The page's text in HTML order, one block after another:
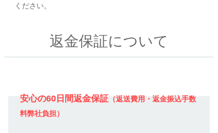
ください。
返金保証について
安心の60日間返金保証 （返送費用・返金振込手数
料弊社負担）